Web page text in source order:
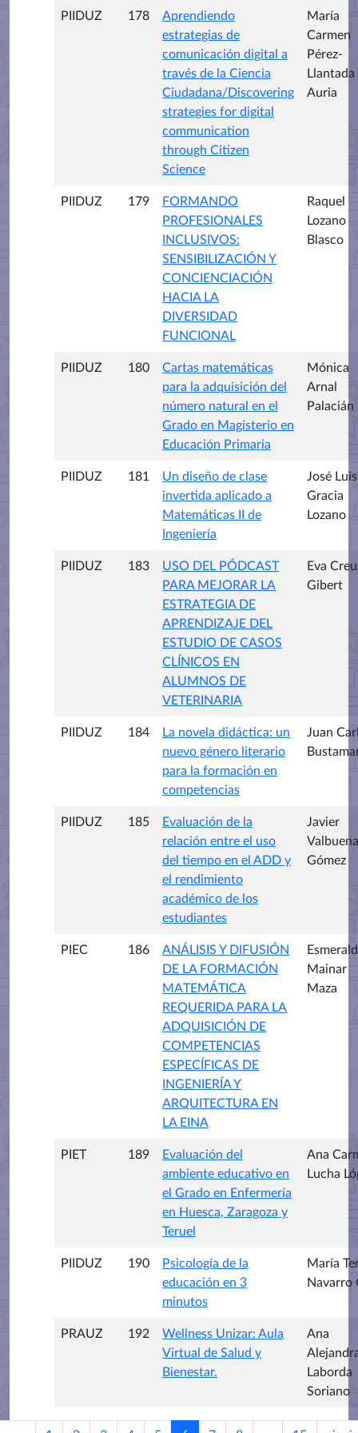
PIIDUZ 178
Aprendiendo
estrategias de
comunicación digital a
través de la Ciencia
Ciudadana/Discovering
strategies for digital
communication
through Citizen
Science
María
Carmen
Pérez-
Llantada
Auria
PIIDUZ 179
FORMANDO
PROFESIONALES
INCLUSIVOS:
SENSIBILIZACIÓN Y
CONCIENCIACIÓN
HACIA LA
DIVERSIDAD
FUNCIONAL
Raquel
Lozano
Blasco
PIIDUZ 180
Cartas matemáticas
para la adquisición del
número natural en el
Grado en Magisterio en
Educación Primaria
Mónica
Arnal
Palacián
PIIDUZ 181
Un diseño de clase
invertida aplicado a
Matemáticas II de
Ingeniería
José Luis
Gracia
Lozano
PIIDUZ 183
USO DEL PÓDCAST
PARA MEJORAR LA
ESTRATEGIA DE
APRENDIZAJE DEL
ESTUDIO DE CASOS
CLÍNICOS EN
ALUMNOS DE
VETERINARIA
Eva
Gibert
PIIDUZ 184
La novela didáctica: un
nuevo género literario
para la formación en
competencias
Juan
PIIDUZ 185
Evaluación de la
relación entre el uso
del tiempo en el ADD y
el rendimiento
académico de los
estudiantes
Javier
Valbuena
Gómez
PIEC 186
ANÁLISIS Y DIFUSIÓN
DE LA FORMACIÓN
MATEMÁTICA
REQUERIDA PARA LA
ADQUISICIÓN DE
COMPETENCIAS
ESPECÍFICAS DE
INGENIERÍA Y
ARQUITECTURA EN
LA EINA
Mainar
Maza
PIET 189
Evaluación del
ambiente educativo en
el Grado en Enfermería
en Huesca, Zaragoza y
Teruel
Ana
Lucha
PIIDUZ 190
Psicología de la
educación en 3
minutos
María
Navarro
PRAUZ 192
Wellness Unizar: Aula
Virtual de Salud y
Bienestar.
Ana
Laborda
Soriano